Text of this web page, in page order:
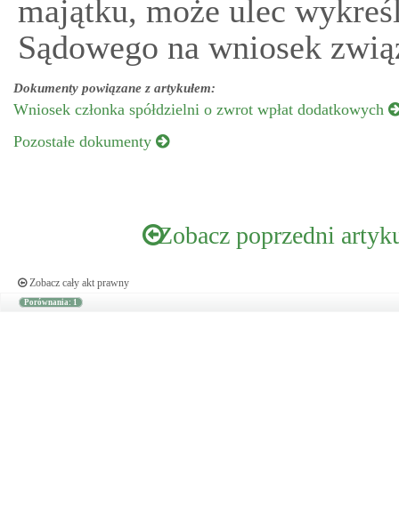
majątku, może ulec
Sądowego na wniosek
Dokumenty powiązane z artykułem:
Wniosek członka spółdzielni o zwrot wpłat dodatkowych
Pozostałe dokumenty
Zobacz poprzedni
Zobacz cały akt prawny
Porównania: 1